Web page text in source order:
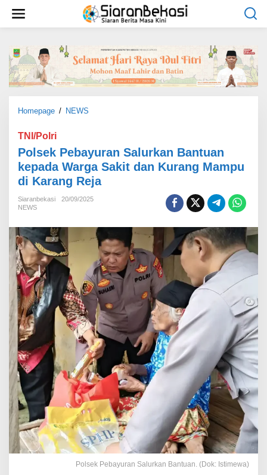
w
Homepage / NEWS
e
k
P
e
b
u
n
S
a
r
k
a
n
B
a
n
t
u
a
n
k
e
TNI/Polri
Polsek Pebayuran Salurkan Bantuan
kepada Warga Sakit dan Kurang Mampu
di Karang Reja
Siaranbekasi
20/09/2025
NEWS
Polsek Pebayuran Salurkan Bantuan. (Dok: Istimewa)